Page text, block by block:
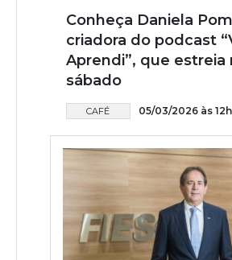
Conheça Daniela
criadora do podcast
Aprendi”, que estreia
sábado
CAFÉ 05/03/2026 às